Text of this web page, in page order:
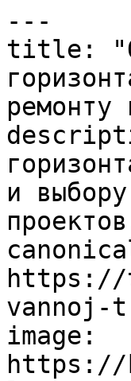
---
title:
ремонту
и
https://
vannoj-
image:
https://